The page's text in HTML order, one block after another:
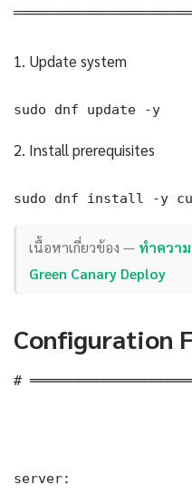
1. Update system
sudo dnf update -y
2. Install prerequisites
sudo dnf install -y
เนื้อหาเกี่ยวข้อง — ทำความ
Green Canary Deploy
Configuration
#
server: